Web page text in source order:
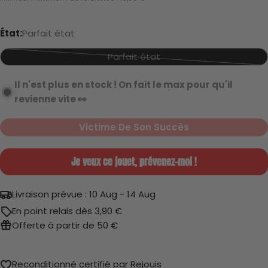
vente
État:Parfait état
Parfait état
Variante
ou
Parfait état
Gueule cassée
Il n'est plus en stock ! On fait le max pour qu'il
revienne vite 👀
Victime De Son Succès
Je veux ce jouet, prévenez-moi !
Livraison prévue : 10 Aug - 14 Aug
En point relais dès 3,90 €
Offerte à partir de 50 €
Reconditionné certifié par Rejouis